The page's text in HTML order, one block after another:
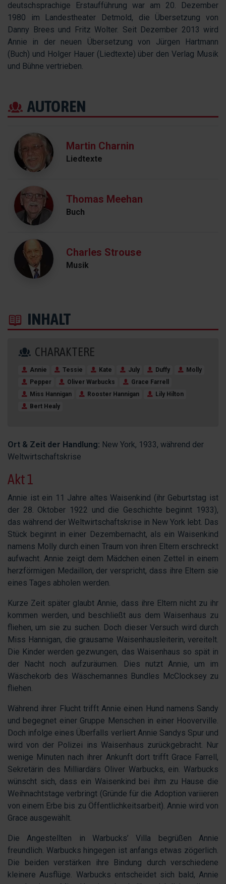
deutschsprachige Erstaufführung war am 20. Dezember
1980 im Landestheater Detmold, die Übersetzung von
Danny Brees und Fritz Wolter. Seit Dezember 2013 wird
Annie in der neuen Übersetzung von Jürgen Hartmann
(Buch) und Holger Hauer (Liedtexte) über den Verlag Musik
und Bühne vertrieben.
AUTOREN
Martin Charnin
Liedtexte
Thomas Meehan
Buch
Charles Strouse
Musik
INHALT
CHARAKTERE
Annie Tessie Kate July Duffy
Molly
Pepper
Oliver Warbucks
Grace Farrell
Miss Hannigan
Rooster Hannigan
Lily Hilton
Bert Healy
Ort & Zeit der Handlung: New York, 1933, während der
Weltwirtschaftskrise
Akt 1
Annie ist ein 11 Jahre altes Waisenkind (ihr Geburtstag ist
der 28. Oktober 1922 und die Geschichte beginnt 1933),
das während der Weltwirtschaftskrise in New York lebt. Das
Stück beginnt in einer Dezembernacht, als ein Waisenkind
namens Molly durch einen Traum von ihren Eltern erschreckt
aufwacht. Annie zeigt dem Mädchen einen Zettel in einem
herzförmigen Medaillon, der verspricht, dass ihre Eltern sie
eines Tages abholen werden.
Kurze Zeit später glaubt Annie, dass ihre Eltern nicht zu ihr
kommen werden, und beschließt aus dem Waisenhaus zu
fliehen, um sie zu suchen. Doch dieser Versuch wird durch
Miss Hannigan, die grausame Waisenhausleiterin, vereitelt.
Die Kinder werden gezwungen, das Waisenhaus so spät in
der Nacht noch aufzuräumen. Dies nutzt Annie, um im
Wäschekorb des Wäschemannes Bundles McClocksey zu
fliehen.
Während ihrer Flucht trifft Annie einen Hund namens Sandy
und begegnet einer Gruppe Menschen in einer Hooverville.
Doch infolge eines Überfalls verliert Annie Sandys Spur und
wird von der Polizei ins Waisenhaus zurückgebracht. Nur
wenige Minuten nach ihrer Ankunft dort trifft Grace Farrell,
Sekretärin des Milliardärs Oliver Warbucks, ein. Warbucks
wünscht sich, dass ein Waisenkind bei ihm zu Hause die
Weihnachtstage verbringt (Gründe für die Adoption variieren
von einem Erbe bis zu Öffentlichkeitsarbeit). Annie wird von
Grace ausgewählt.
Die Angestellten in Warbucks’ Villa begrüßen Annie
freundlich. Warbucks hingegen ist anfangs etwas zögerlich.
Die beiden verstärken ihre Bindung durch verschiedene
kleinere Ausflüge. Warbucks entscheidet sich bald, Annie